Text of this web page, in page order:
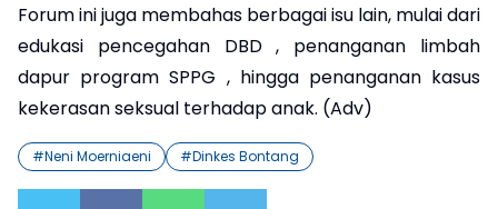
Forum ini juga membahas berbagai isu lain, mulai dari
edukasi pencegahan DBD , penanganan limbah
dapur program SPPG , hingga penanganan kasus
kekerasan seksual terhadap anak. (Adv)
#Neni Moerniaeni #Dinkes Bontang